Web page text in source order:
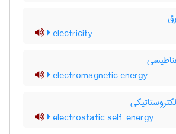
electricity
electromagnetic energy
electrostatic self-energy